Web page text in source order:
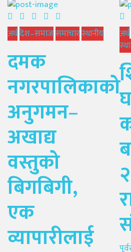
अर्थदेश–समाजसमाचारस्थानीय
दमक
नगरपालिकाको
अनुगमन–
अखाद्य
वस्तुको
बिगबिगी,
एक
व्यापारीलाई
अर्थ